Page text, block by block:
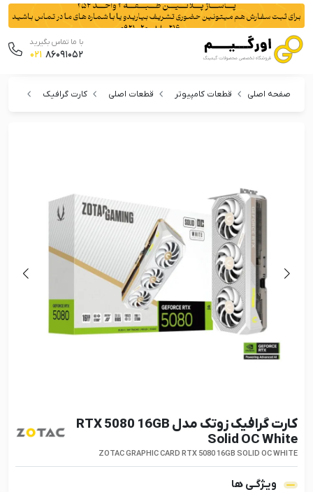
با ما تماس بگیرید
021 86091052
صفحه اصلی قطعات کامپیوتر قطعات اصلی کارت گرافیک
کارت گرافیک زوتک مدل RTX 5080 16GB
Solid OC White
ZOTAC GRAPHIC CARD RTX 5080 16GB SOLID OC WHITE
ویـژگـی ها